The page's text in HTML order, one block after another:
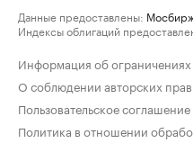
Данные предоставлены:
Индексы облигаций
Информация об ограничениях
О соблюдении авторских прав
Пользовательское соглашение
Политика в отношении